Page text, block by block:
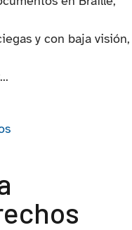
y con baja visión,